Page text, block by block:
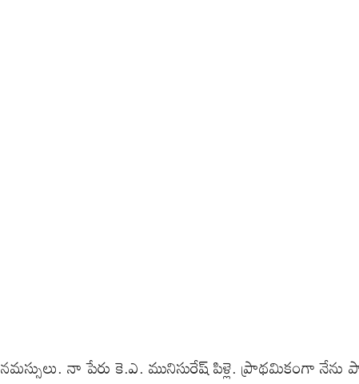
నా పేరు కె.ఎ. మునిసురేష్ పిళ్లె. ప్రాథమికంగా